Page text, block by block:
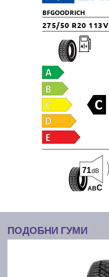
BFGOODRICH
275/50 R20 113V
ABC
71dB
ПОДОБНИ ГУМИ